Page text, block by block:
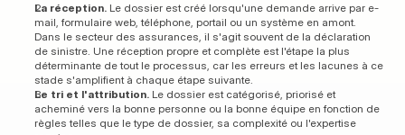
La réception. Le dossier est créé lorsqu'une demande arrive par e-
mail, formulaire web, téléphone, portail ou un système en amont.
Dans le secteur des assurances, il s'agit souvent de la déclaration
de sinistre. Une réception propre et complète est l'étape la plus
déterminante de tout le processus, car les erreurs et les lacunes à ce
stade s'amplifient à chaque étape suivante.
Le tri et l'attribution. Le dossier est catégorisé, priorisé et
acheminé vers la bonne personne ou la bonne équipe en fonction de
règles telles que le type de dossier, sa complexité ou l'expertise